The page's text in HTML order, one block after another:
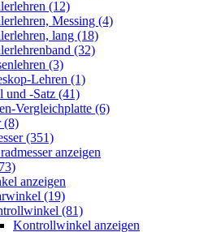
(12)
Messing (4)
lang (18)
(32)
(3)
Lehren (1)
und -Satz (41)
Vergleichplatte (6)
(8)
(351)
anzeigen
anzeigen
(19)
(81)
Kontrollwinkel anzeigen